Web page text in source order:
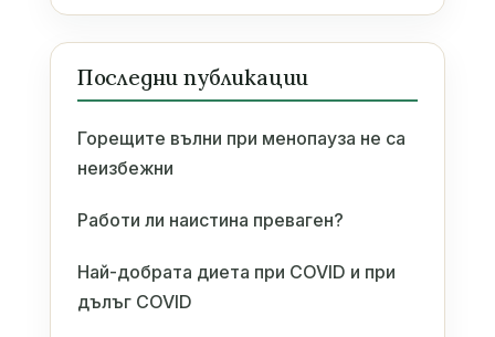
Последни публикации
Горещите вълни при менопауза не са
неизбежни
Работи ли наистина преваген?
Най-добрата диета при COVID и при
дълъг COVID